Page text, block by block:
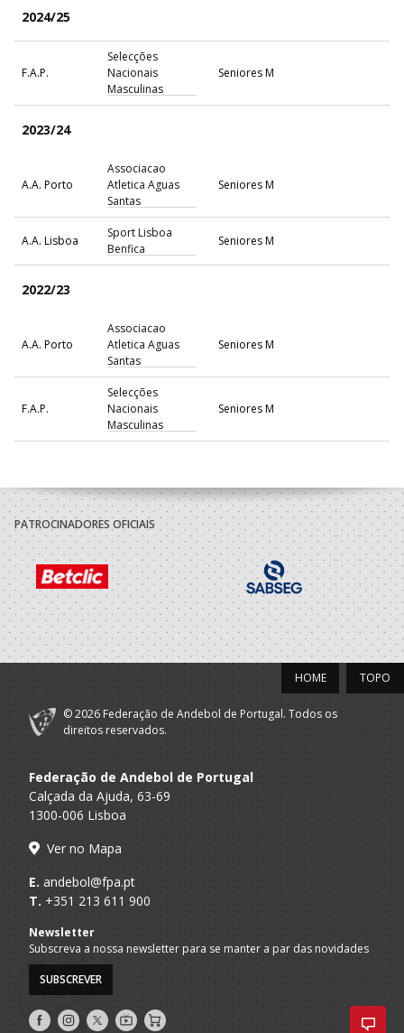
2024/25
F.A.P.
Selecções
Nacionais
Masculinas
Seniores M
2023/24
A.A. Porto
Associacao
Atletica Aguas
Santas
Seniores M
A.A. Lisboa
Sport Lisboa
Benfica
Seniores M
2022/23
A.A. Porto
Associacao
Atletica Aguas
Santas
Seniores M
F.A.P.
Selecções
Nacionais
Masculinas
Seniores M
A.A. Porto
Futebol Clube
Gaia
Seniores M
2020/21
Porto A
Praia
Escola Formaçao
Espinho - Os
Tigres
Seniores M - And. Praia
Futebol Clube
F.A.P.
Selecções
Nacionais
2019/20
Futebol Clube
F.A.P.
Nacionais
Masculinas
2018/19
Porto A
Praia
RocketsBH
PATROCINADORES OFICIAIS
TOPO
HOME
© 2026 Federação de Andebol de Portugal. Todos os
direitos reservados.
Federação de Andebol de Portugal
Calçada da Ajuda, 63-69
1300-006 Lisboa
Ver no Mapa
E. andebol@fpa.pt
T. +351 213 611 900
Newsletter
Subscreva a nossa newsletter para se manter a par das novidades
SUBSCREVER
Siga- Siga- Siga- AndebolTV
Loja